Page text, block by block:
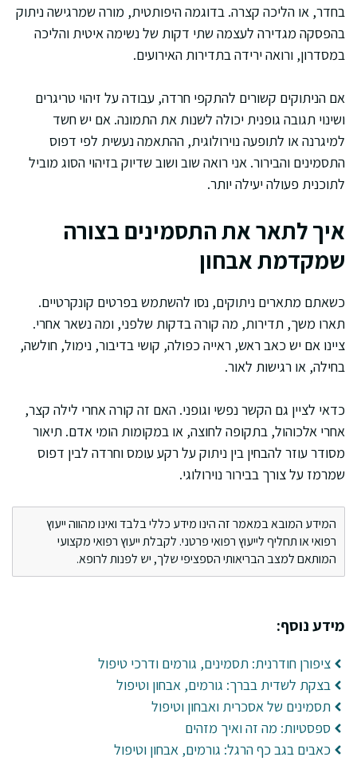
בחדר, או הליכה קצרה. בדוגמה היפותטית, מורה שמרגישה ניתוק
בהפסקה מגדירה לעצמה שתי דקות של נשימה איטית והליכה
במסדרון, ורואה ירידה בתדירות האירועים.
אם הניתוקים קשורים להתקפי חרדה, עבודה על זיהוי טריגרים
ושינוי תגובה גופנית יכולה לשנות את התמונה. אם יש חשד
למיגרנה או לתופעה נוירולוגית, ההתאמה נעשית לפי דפוס
התסמינים והבירור. אני רואה שוב ושוב שדיוק בזיהוי הסוג מוביל
לתוכנית פעולה יעילה יותר.
איך לתאר את התסמינים בצורה
שמקדמת אבחון
כשאתם מתארים ניתוקים, נסו להשתמש בפרטים קונקרטיים.
תארו משך, תדירות, מה קורה בדקות שלפני, ומה נשאר אחרי.
ציינו אם יש כאב ראש, ראייה כפולה, קושי בדיבור, נימול, חולשה,
בחילה, או רגישות לאור.
כדאי לציין גם הקשר נפשי וגופני. האם זה קורה אחרי לילה קצר,
אחרי אלכוהול, בתקופה לחוצה, או במקומות הומי אדם. תיאור
מסודר עוזר להבחין בין ניתוק על רקע עומס וחרדה לבין דפוס
שמרמז על צורך בבירור נוירולוגי.
המידע המובא במאמר זה הינו מידע כללי בלבד ואינו מהווה ייעוץ
רפואי או תחליף לייעוץ רפואי פרטני. לקבלת ייעוץ רפואי מקצועי
המותאם למצב הבריאותי הספציפי שלך, יש לפנות לרופא.
מידע נוסף:
ציפורן חודרנית: תסמינים, גורמים ודרכי טיפול
בצקת לשדית בברך: גורמים, אבחון וטיפול
תסמינים של אסכרית ואבחון וטיפול
ספסטיות: מה זה ואיך מזהים
כאבים בגב כף הרגל: גורמים, אבחון וטיפול